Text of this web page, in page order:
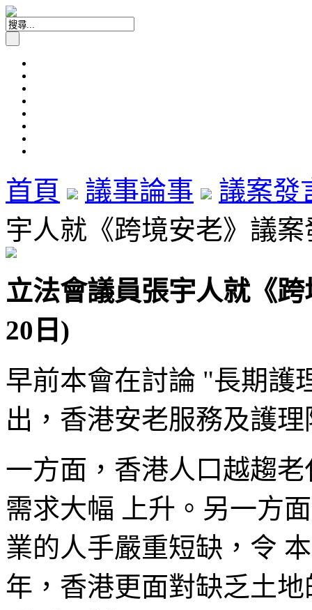
首頁 議事論事
議案發
宇人就《跨境安老》議
立法會議員張宇人就《
20日)
早前本會在討論 "長期護
出，香港安老服務及護
一方面，香港人口越趨
需求大幅 上升。另一方
業的人手嚴重短缺，令
年，香港更面對缺乏土